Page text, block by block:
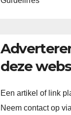
deze
Een artikel of link
Neem contact op via